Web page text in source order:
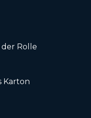
Rolle
Karton